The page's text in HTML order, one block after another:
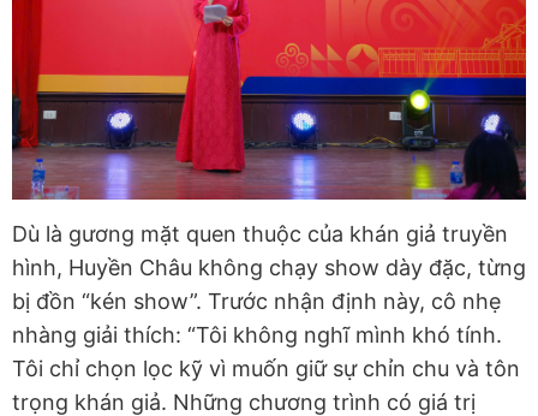
Dù là gương mặt quen thuộc của khán giả truyền
hình, Huyền Châu không chạy show dày đặc, từng
bị đồn “kén show”. Trước nhận định này, cô nhẹ
nhàng giải thích: “Tôi không nghĩ mình khó tính.
Tôi chỉ chọn lọc kỹ vì muốn giữ sự chỉn chu và tôn
trọng khán giả. Những chương trình có giá trị